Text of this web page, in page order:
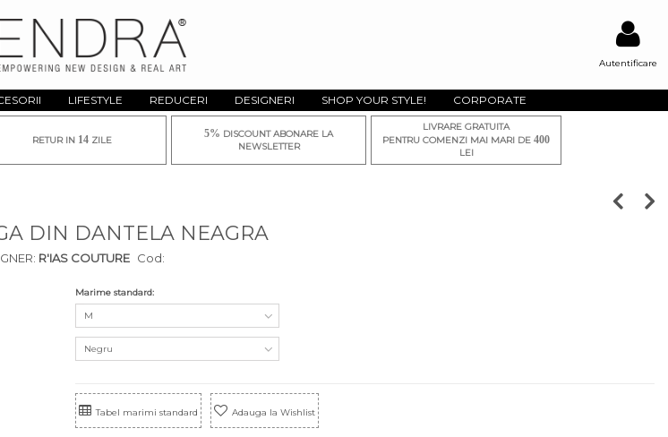
Autentificare
LIFESTYLE REDUCERI DESIGNERI SHOP YOUR STYLE! CORPORATE
RETUR IN 14ZILE
5% DISCOUNT ABONARE LA
NEWSLETTER
LIVRARE GRATUITA
PENTRU COMENZI MAI MARI DE 400
LEI
DIN DANTELA NEAGRA
R'IAS COUTURE Cod:
Marime standard:
M
Negru
Tabel marimi standard Adauga la Wishlist